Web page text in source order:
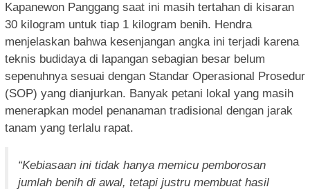
Kapanewon Panggang saat ini masih tertahan di kisaran
30 kilogram untuk tiap 1 kilogram benih. Hendra
menjelaskan bahwa kesenjangan angka ini terjadi karena
teknis budidaya di lapangan sebagian besar belum
sepenuhnya sesuai dengan Standar Operasional Prosedur
(SOP) yang dianjurkan. Banyak petani lokal yang masih
menerapkan model penanaman tradisional dengan jarak
tanam yang terlalu rapat.
“Kebiasaan ini tidak hanya memicu pemborosan
jumlah benih di awal, tetapi justru membuat hasil